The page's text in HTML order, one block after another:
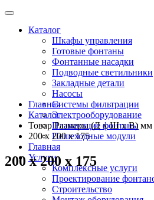
Каталог
Шкафы управления
Готовые фонтаны
Фонтанные насадки
Подводные светильники
Закладные детали
Насосы
Системы фильтрации
Электрооборудование
Плавающие фонтаны
Пешеходные модули
Главная
Услуги
Комплексные услуги
Проектирование
Строительство
Главная
Каталог
Товар Размеры (Д х Ш х В) мм
200 x 200 x 175
200 x 200 x 175